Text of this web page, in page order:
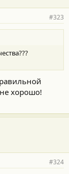
#323
хорошо!
#324